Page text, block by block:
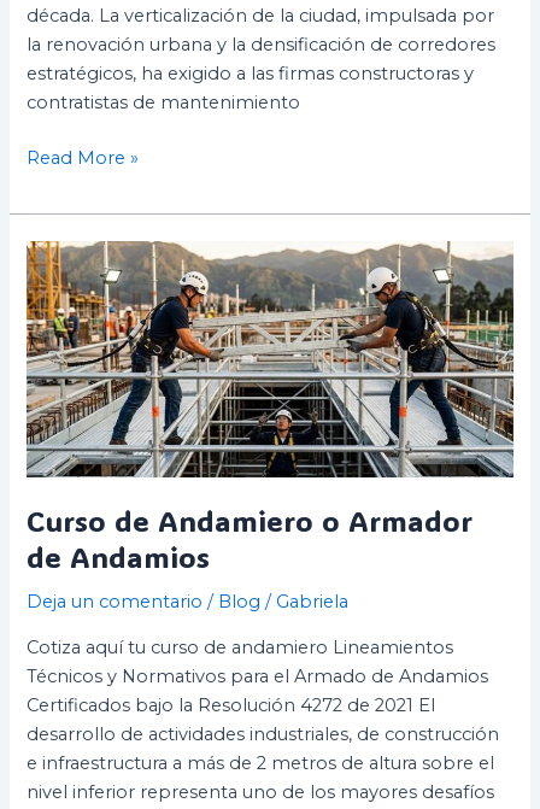
década. La verticalización de la ciudad, impulsada por
la renovación urbana y la densificación de corredores
estratégicos, ha exigido a las firmas constructoras y
contratistas de mantenimiento
Read More »
Curso de Andamiero o Armador
de Andamios
Deja un comentario / Blog / Gabriela
Cotiza aquí tu curso de andamiero Lineamientos
Técnicos y Normativos para el Armado de Andamios
Certificados bajo la Resolución 4272 de 2021 El
desarrollo de actividades industriales, de construcción
e infraestructura a más de 2 metros de altura sobre el
nivel inferior representa uno de los mayores desafíos
Curso
de
Andamiero
o
Armador
de
Andamios